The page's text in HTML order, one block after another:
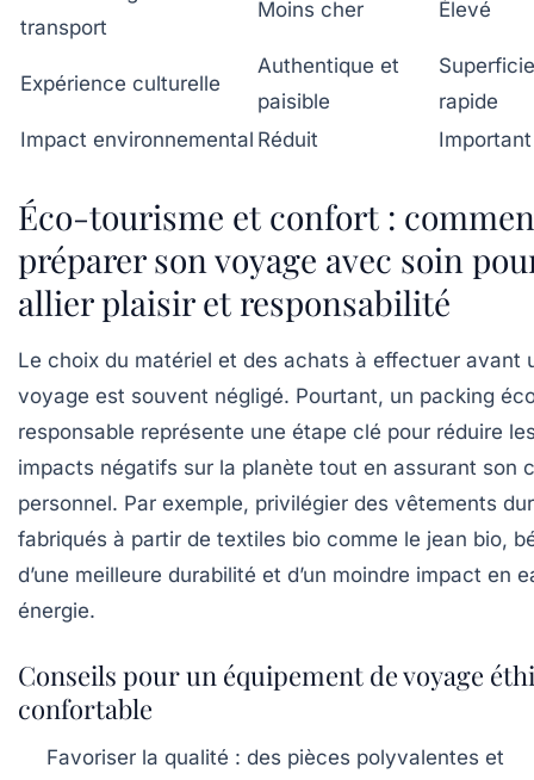
transport
Moins cher Élevé
Expérience culturelle
Authentique et
paisible
rapide
Impact environnemental Réduit Important
Éco-tourisme et confort :
préparer son voyage avec soin
allier plaisir et responsabilité
Le choix du matériel et des achats à effectuer avant
voyage est souvent négligé. Pourtant, un packing
responsable représente une étape clé pour réduire
impacts négatifs sur la planète tout en assurant son
personnel. Par exemple, privilégier des vêtements
fabriqués à partir de textiles bio comme le jean bio,
d’une meilleure durabilité et d’un moindre impact en
énergie.
Conseils pour un équipement de voyage
confortable
Favoriser la qualité : des pièces polyvalentes et